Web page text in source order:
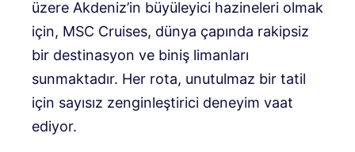
üzere Akdeniz’in büyüleyici hazineleri olmak
için, MSC Cruises, dünya çapında rakipsiz
bir destinasyon ve biniş limanları
sunmaktadır. Her rota, unutulmaz bir tatil
için sayısız zenginleştirici deneyim vaat
ediyor.